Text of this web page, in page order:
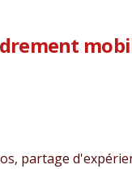
partage